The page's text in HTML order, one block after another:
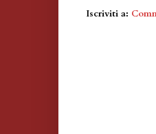
Iscriviti a: